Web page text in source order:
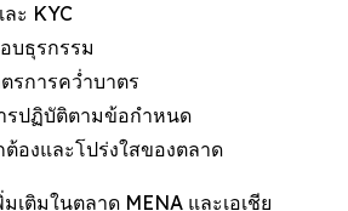
ะ KYC
บธุรกรรม
รการคว่ำบาตร
รปฏิบัติตามข้อกำหนด
องและโปร่งใสของตลาด
เติมในตลาด MENA และเอเชีย